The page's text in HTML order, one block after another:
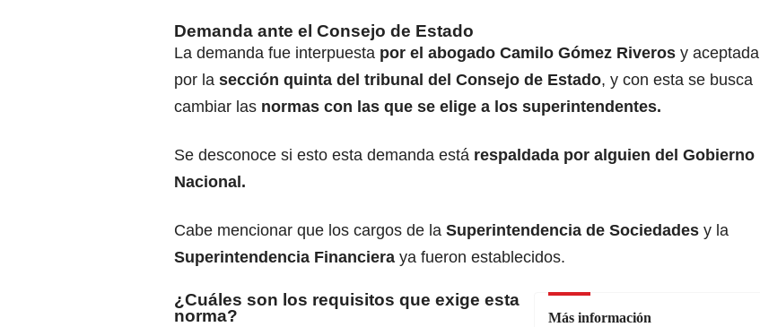
Demanda ante el Consejo de Estado
La demanda fue interpuesta por el abogado Camilo Gómez Riveros y aceptada
por la sección quinta del tribunal del Consejo de Estado, y con esta se busca
cambiar las normas con las que se elige a los superintendentes.
Se desconoce si esto esta demanda está respaldada por alguien del Gobierno
Nacional.
Cabe mencionar que los cargos de la Superintendencia de Sociedades y la
Superintendencia Financiera ya fueron establecidos.
Más información
¿Cuáles son los requisitos que exige esta
norma?